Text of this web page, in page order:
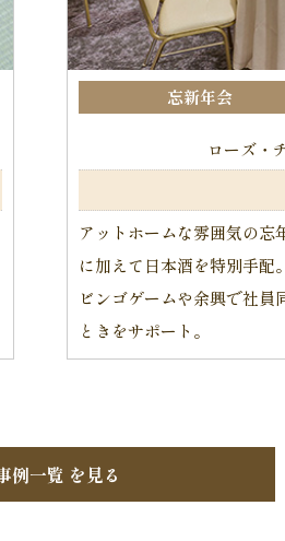
忘新年会
ローズ・
アットホームな雰囲気の
に加えて日本酒を特別手配
ビンゴゲームや余興で社
ときをサポート。
例一覧 を見る